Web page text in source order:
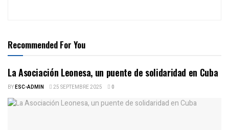
Recommended For You
La Asociación Leonesa, un puente de solidaridad en Cuba
BYESC-ADMIN 25 SEPTEMBRE 2025 0